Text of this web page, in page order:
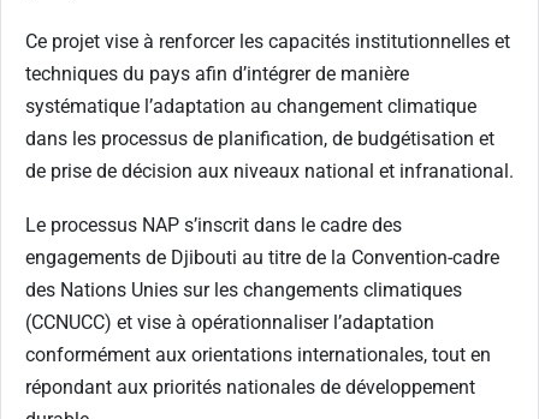
Ce projet vise à renforcer les capacités institutionnelles et
techniques du pays afin d’intégrer de manière
systématique l’adaptation au changement climatique
dans les processus de planification, de budgétisation et
de prise de décision aux niveaux national et infranational.
Le processus NAP s’inscrit dans le cadre des
engagements de Djibouti au titre de la Convention-cadre
des Nations Unies sur les changements climatiques
(CCNUCC) et vise à opérationnaliser l’adaptation
conformément aux orientations internationales, tout en
répondant aux priorités nationales de développement